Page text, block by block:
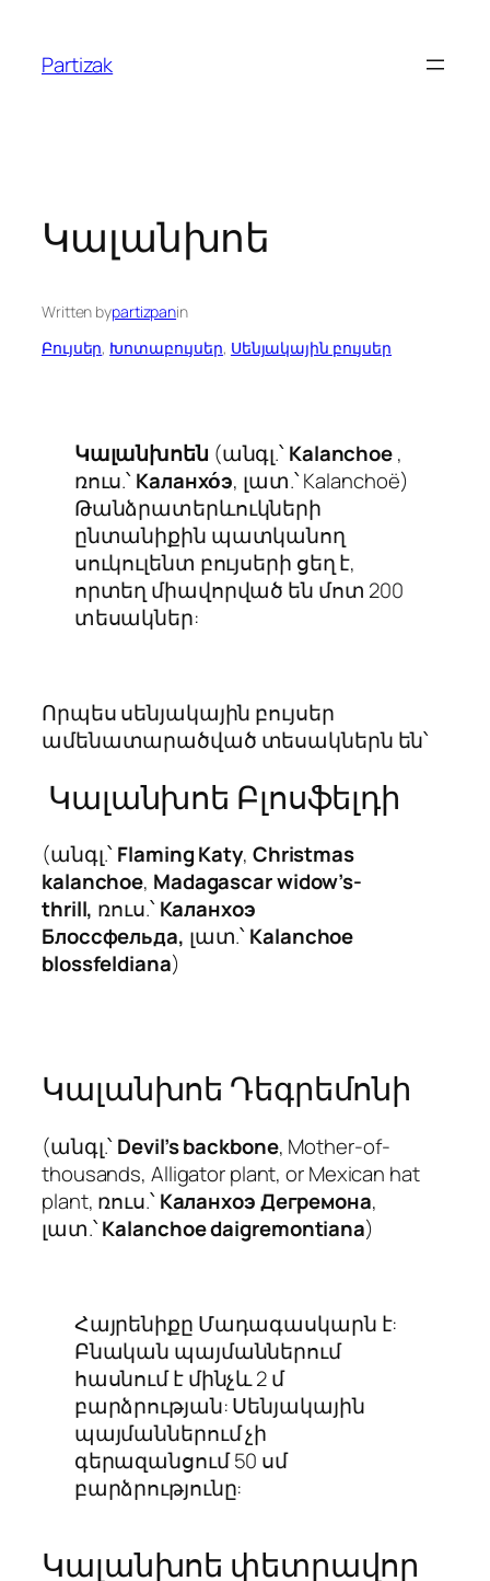
content
Partizak
Կալանխոե
Written bypartizpanin
Բույսեր, Խոտաբույսեր, Սենյակային բույսեր
Կալանխոեն (անգլ.՝Kalanchoe,
ռուս.՝Каланхо́э, լատ.՝Kalanchoë)
Թանձրատերևուկների
ընտանիքին պատկանող
սուկուլենտ բույսերի ցեղ է,
որտեղ միավորված են մոտ 200
տեսակներ:
Որպես սենյակային բույսեր
ամենատարածված տեսակներն են՝
Կալանխոե Բլոսֆելդի
(անգլ.՝Flaming Katy, Christmas
kalanchoe, Madagascar widow’s-
thrill, ռուս.՝Каланхоэ
Блоссфельда, լատ.՝Kalanchoe
blossfeldiana)
Կալանխոե Դեգրեմոնի
(անգլ.՝Devil’s backbone, Mother-of-
thousands, Alligator plant, or Mexican hat
plant, ռուս.՝Каланхоэ Дегремона,
լատ.՝Kalanchoe daigremontiana)
Հայրենիքը Մադագասկարն է:
Բնական պայմաններում
հասնում է մինչև 2 մ
բարձրության: Սենյակային
պայմաններում չի
գերազանցում 50 սմ
բարձրությունը:
Կալանխոե փետրավոր